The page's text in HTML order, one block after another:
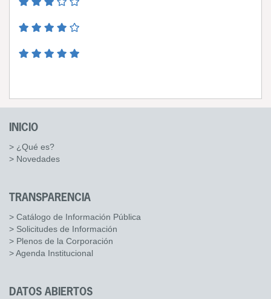
INICIO
> ¿Qué es?
> Novedades
TRANSPARENCIA
> Catálogo de Información Pública
> Solicitudes de Información
> Plenos de la Corporación
> Agenda Institucional
DATOS ABIERTOS